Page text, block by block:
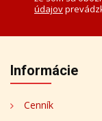
údajov
Informácie
Cenník